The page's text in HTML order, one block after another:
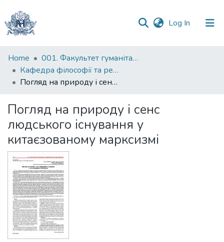
Log In (current)
Communities
&
Collections
Statistics
Home
001. Факультет гуманітарних наук
Кафедра філософії та релігієзнавства
Погляд на природу і сенс людського існування у китаєзованому марксизмі
Погляд на природу і сенс
людського існування у
китаєзованому марксизмі